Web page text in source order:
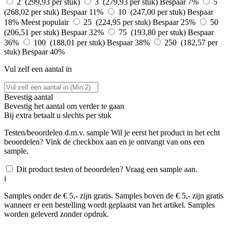
(268,02 per stuk) Bespaar 11% 10 (247,00 per stuk) Bespaar
18% Meest populair 25 (224,95 per stuk) Bespaar 25%
50
(206,51 per stuk) Bespaar 32% 75 (193,80 per stuk) Bespaar
36%
100 (188,01 per stuk) Bespaar 38%
250 (182,57 per
stuk) Bespaar 40%
Vul zelf een aantal in
Bevestig aantal
Bevestig het aantal om verder te gaan
Bij extra betaalt u slechts per stuk
Testen/beoordelen d.m.v. sample Wil je eerst het product in het echt
beoordelen? Vink de checkbox aan en je ontvangt van ons een
sample.
Dit product testen of beoordelen? Vraag een sample aan.
i
Samples onder de € 5,- zijn gratis. Samples boven de € 5,- zijn gratis
wanneer er een bestelling wordt geplaatst van het artikel. Samples
worden geleverd zonder opdruk.